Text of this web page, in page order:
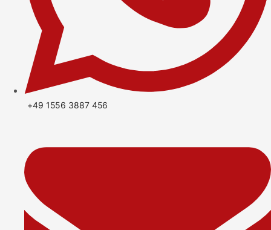
+49 1556 3887 456